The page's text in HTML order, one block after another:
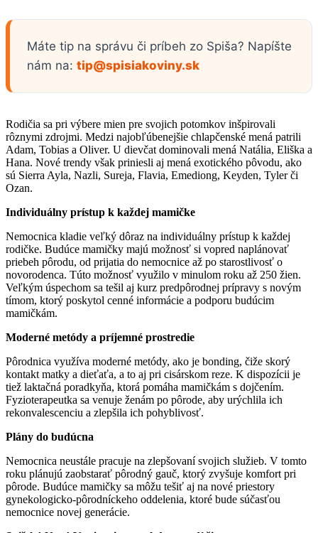
Máte tip na správu či príbeh zo Spiša? Napíšte
nám na: tip@spisiakoviny.sk
Rodičia sa pri výbere mien pre svojich potomkov inšpirovali
rôznymi zdrojmi. Medzi najobľúbenejšie chlapčenské mená patrili
Adam, Tobias a Oliver. U dievčat dominovali mená Natália, Eliška a
Hana. Nové trendy však priniesli aj mená exotického pôvodu, ako
sú Sierra Ayla, Nazli, Sureja, Flavia, Emediong, Keyden, Tyler či
Ozan.
Individuálny prístup k každej mamičke
Nemocnica kladie veľký dôraz na individuálny prístup k každej
rodičke. Budúce mamičky majú možnosť si vopred naplánovať
priebeh pôrodu, od prijatia do nemocnice až po starostlivosť o
novorodenca. Túto možnosť využilo v minulom roku až 250 žien.
Veľkým úspechom sa tešil aj kurz predpôrodnej prípravy s novým
tímom, ktorý poskytol cenné informácie a podporu budúcim
mamičkám.
Moderné metódy a príjemné prostredie
Pôrodnica využíva moderné metódy, ako je bonding, čiže skorý
kontakt matky a dieťaťa, a to aj pri cisárskom reze. K dispozícii je
tiež laktačná poradkyňa, ktorá pomáha mamičkám s dojčením.
Fyzioterapeutka sa venuje ženám po pôrode, aby urýchlila ich
rekonvalescenciu a zlepšila ich pohyblivosť.
Plány do budúcna
Nemocnica neustále pracuje na zlepšovaní svojich služieb. V tomto
roku plánujú zaobstarať pôrodný gauč, ktorý zvyšuje komfort pri
pôrode. Budúce mamičky sa môžu tešiť aj na nové priestory
gynekologicko-pôrodníckeho oddelenia, ktoré bude súčasťou
nemocnice novej generácie.